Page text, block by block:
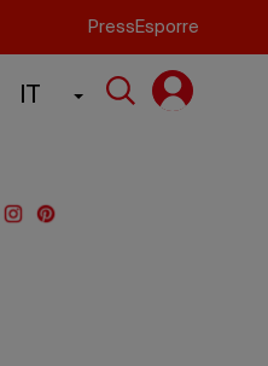
Press Esporre
IT